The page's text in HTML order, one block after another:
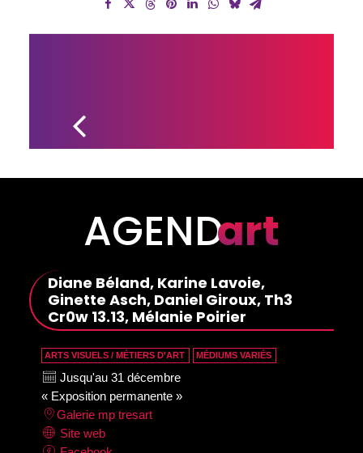
AGENDart
Diane Béland, Karine Lavoie,
Ginette Asch, Daniel Giroux, Th3
Cr0w 13.13, Mélanie Poirier
ARTS VISUELS / MÉTIERS D’ART MÉDIUMS VARIÉS
Jusqu'au 31 décembre
« Exposition permanente »
Galerie mp tresart
Site web